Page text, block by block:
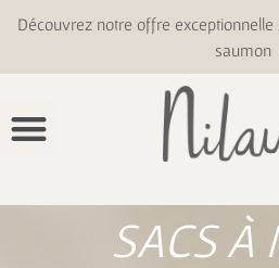
Découvrez notre offre
saumon
SACS À